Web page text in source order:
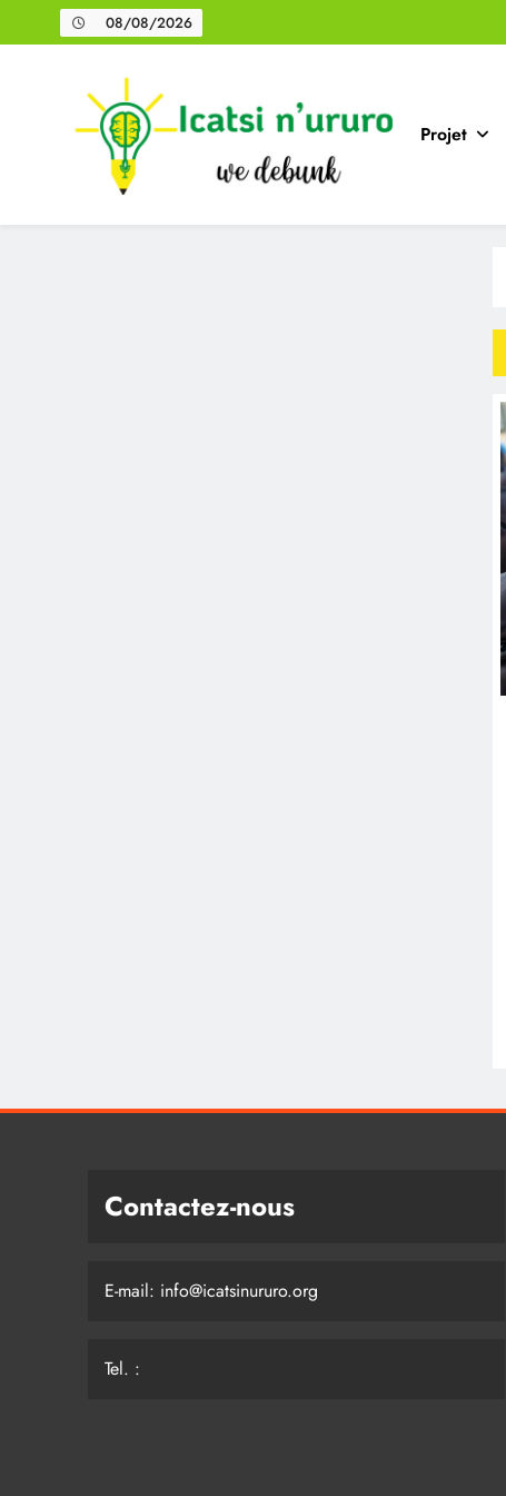
to
08/08/2026
Icatsi n'Ururo
Projet
Contactez-nous
E-mail: info@icatsinururo.org
Tel. :